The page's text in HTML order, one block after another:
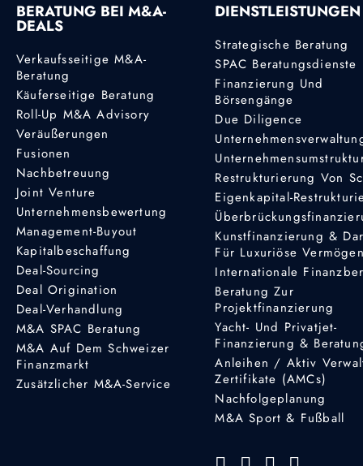
BERATUNG BEI M&A-
DEALS
Verkaufsseitige M&A-
Beratung
Käuferseitige Beratung
Roll-Up M&A Advisory
Veräußerungen
Fusionen
Nachbetreuung
Joint Venture
Unternehmensbewertung
Management-Buyout
Kapitalbeschaffung
Deal-Sourcing
Deal Origination
Deal-Verhandlung
M&A SPAC Beratung
M&A Auf Dem Schweizer
Finanzmarkt
Zusätzlicher M&A-Service
DIENSTLEISTUNGEN
Strategische Beratung
SPAC Beratungsdienste
Finanzierung Und
Börsengänge
Due Diligence
Restrukturierung Von
Eigenkapital-
Kunstfinanzierung &
Für Luxuriöse
Internationale
Beratung Zur
Projektfinanzierung
Yacht- Und Privatjet-
Finanzierung &
Anleihen / Aktiv
Zertifikate (AMCs)
Nachfolgeplanung
M&A Sport & Fußball